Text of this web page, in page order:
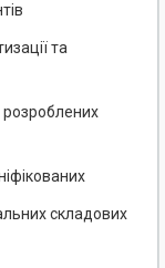
та
розроблених
складових